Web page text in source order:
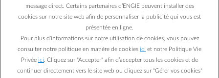
Bien dormir, vous en rêvez ? Et si vous commenciez par
adopter ces conseils faciles à mettre en pratique ? On vous
souhaite déjà bonne nuit …
message direct. Certains partenaires d’ENGIE peuvent installer des
cookies sur notre site web afin de personnaliser la publicité qui vous est
présentée en ligne.
Pour plus d’informations sur notre utilisation de cookies, vous pouvez
consulter notre politique en matière de cookies ici et notre Politique Vie
Privée ici . Cliquez sur "Accepter" afin d’accepter tous les cookies et de
continuer directement vers le site web ou cliquez sur "Gérer vos cookies"